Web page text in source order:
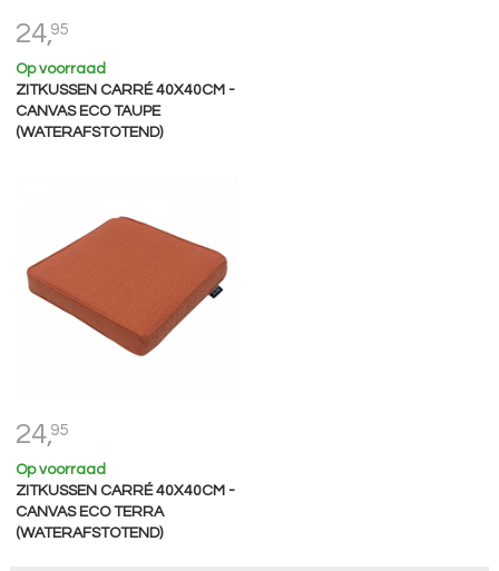
24,95
Op voorraad
ZITKUSSEN CARRÉ 40X40CM -
CANVAS ECO TAUPE
(WATERAFSTOTEND)
24,95
Op voorraad
ZITKUSSEN CARRÉ 40X40CM -
CANVAS ECO TERRA
(WATERAFSTOTEND)